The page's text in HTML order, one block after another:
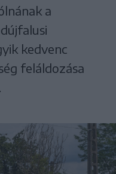
a
kedvenc
feláldozása